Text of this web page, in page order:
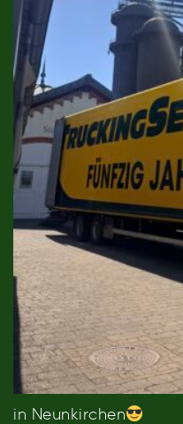
in Neunkirchen